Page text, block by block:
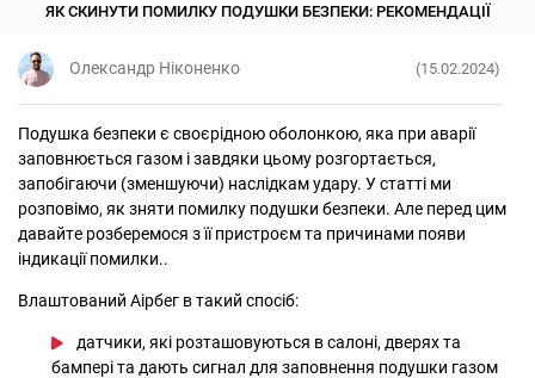
ЯК СКИНУТИ ПОМИЛКУ ПОДУШКИ БЕЗПЕКИ: РЕКОМЕНДАЦІЇ
Олександр Ніконенко (15.02.2024)
Подушка безпеки є своєрідною оболонкою, яка при аварії
заповнюється газом і завдяки цьому розгортається,
запобігаючи (зменшуючи) наслідкам удару. У статті ми
розповімо, як зняти помилку подушки безпеки. Але перед цим
давайте розберемося з її пристроєм та причинами появи
індикації помилки..
Влаштований Аірбег в такий спосіб:
датчики, які розташовуються в салоні, дверях та
бампері та дають сигнал для заповнення подушки газом